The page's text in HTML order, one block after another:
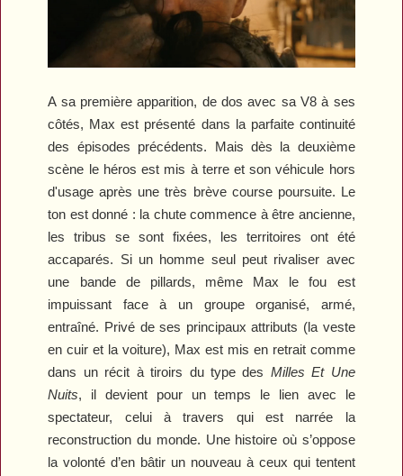
A sa première apparition, de dos avec sa V8 à ses
côtés, Max est présenté dans la parfaite continuité
des épisodes précédents. Mais dès la deuxième
scène le héros est mis à terre et son véhicule hors
d'usage après une très brève course poursuite. Le
ton est donné : la chute commence à être ancienne,
les tribus se sont fixées, les territoires ont été
accaparés. Si un homme seul peut rivaliser avec
une bande de pillards, même Max le fou est
impuissant face à un groupe organisé, armé,
entraîné. Privé de ses principaux attributs (la veste
en cuir et la voiture), Max est mis en retrait comme
dans un récit à tiroirs du type des Milles Et Une
Nuits, il devient pour un temps le lien avec le
spectateur, celui à travers qui est narrée la
reconstruction du monde. Une histoire où s’oppose
la volonté d’en bâtir un nouveau à ceux qui tentent